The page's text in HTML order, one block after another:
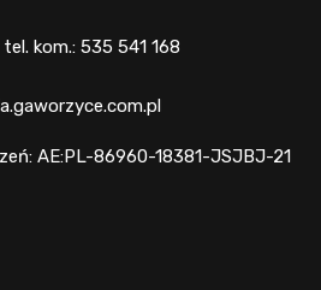
kom.: 535 541 168
AE:PL-86960-18381-JSJBJ-21